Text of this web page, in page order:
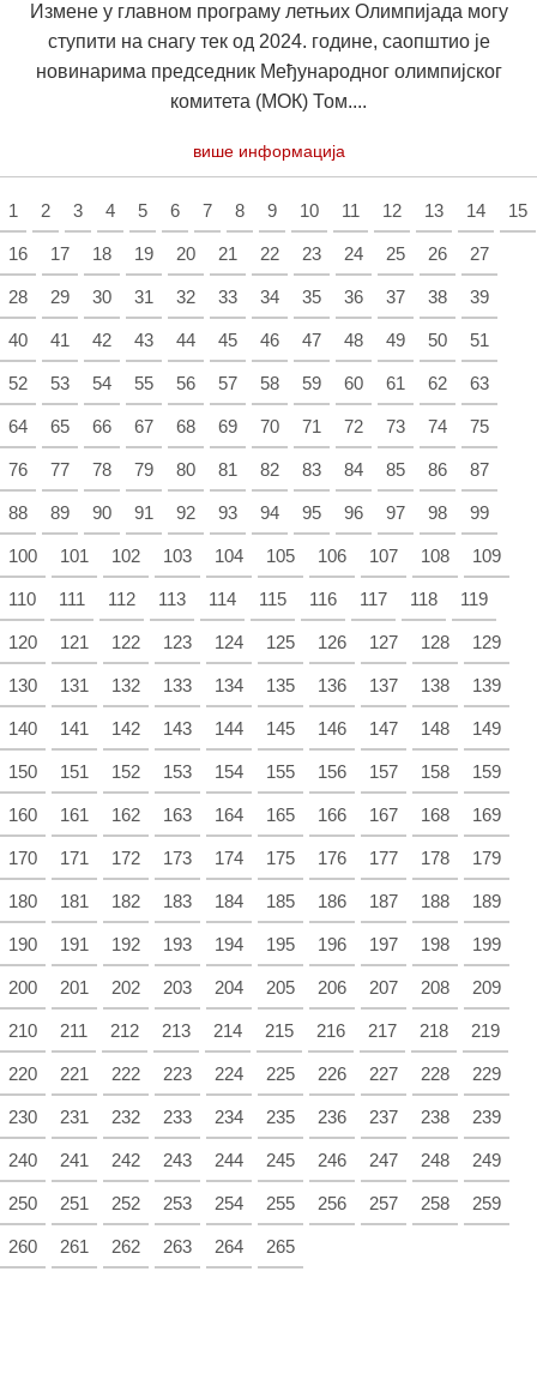
Измене у главном програму летњих Олимпијада могу
ступити на снагу тек од 2024. године, саопштио је
новинарима председник Међународног олимпијског
комитета (МОК) Том....
више информација
1 2 3 4 5 6 7 8 9 10 11 12 13 14 15
16 17 18 19 20 21 22 23 24 25 26 27
28 29 30 31 32 33 34 35 36 37 38 39
40 41 42 43 44 45 46 47 48 49 50 51
52 53 54 55 56 57 58 59 60 61 62 63
64 65 66 67 68 69 70 71 72 73 74 75
76 77 78 79 80 81 82 83 84 85 86 87
88 89 90 91 92 93 94 95 96 97 98 99
100 101 102 103 104 105 106 107 108 109
110 111 112 113 114 115 116 117 118 119
120 121 122 123 124 125 126 127 128 129
130 131 132 133 134 135 136 137 138 139
140 141 142 143 144 145 146 147 148 149
150 151 152 153 154 155 156 157 158 159
160 161 162 163 164 165 166 167 168 169
170 171 172 173 174 175 176 177 178 179
180 181 182 183 184 185 186 187 188 189
190 191 192 193 194 195 196 197 198 199
200 201 202 203 204 205 206 207 208 209
210 211 212 213 214 215 216 217 218 219
220 221 222 223 224 225 226 227 228 229
230 231 232 233 234 235 236 237 238 239
240 241 242 243 244 245 246 247 248 249
250 251 252 253 254 255 256 257 258 259
260 261 262 263 264 265